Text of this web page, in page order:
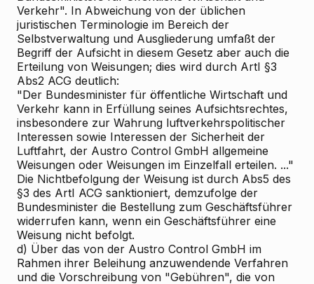
Verkehr". In Abweichung von der üblichen
juristischen Terminologie im Bereich der
Selbstverwaltung und Ausgliederung umfaßt der
Begriff der Aufsicht in diesem Gesetz aber auch die
Erteilung von Weisungen; dies wird durch ArtI §3
Abs2 ACG deutlich:
"Der Bundesminister für öffentliche Wirtschaft und
Verkehr kann in Erfüllung seines Aufsichtsrechtes,
insbesondere zur Wahrung luftverkehrspolitischer
Interessen sowie Interessen der Sicherheit der
Luftfahrt, der Austro Control GmbH allgemeine
Weisungen oder Weisungen im Einzelfall erteilen. ..."
Die Nichtbefolgung der Weisung ist durch Abs5 des
§3 des ArtI ACG sanktioniert, demzufolge der
Bundesminister die Bestellung zum Geschäftsführer
widerrufen kann, wenn ein Geschäftsführer eine
Weisung nicht befolgt.
d) Über das von der Austro Control GmbH im
Rahmen ihrer Beleihung anzuwendende Verfahren
und die Vorschreibung von "Gebühren", die von